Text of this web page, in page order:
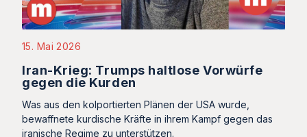
15. Mai 2026
Iran-Krieg: Trumps haltlose Vorwürfe
gegen die Kurden
Was aus den kolportierten Plänen der USA wurde,
bewaffnete kurdische Kräfte in ihrem Kampf gegen das
iranische Regime zu unterstützen.